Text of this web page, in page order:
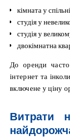
кімната у
студія у
студія у
двокімнатна
До оренди
інтернет та
включене у ціну
Витрати